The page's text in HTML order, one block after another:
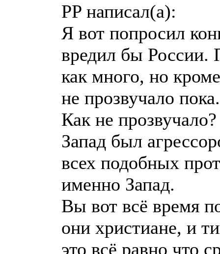
PP написал(а):
Я вот попросил
вредил бы
как много, но
не прозвучало пока.
Как не
Запад был
всех подобных
именно Запад.
Вы вот всё время
они христиане, и
это всё равно что